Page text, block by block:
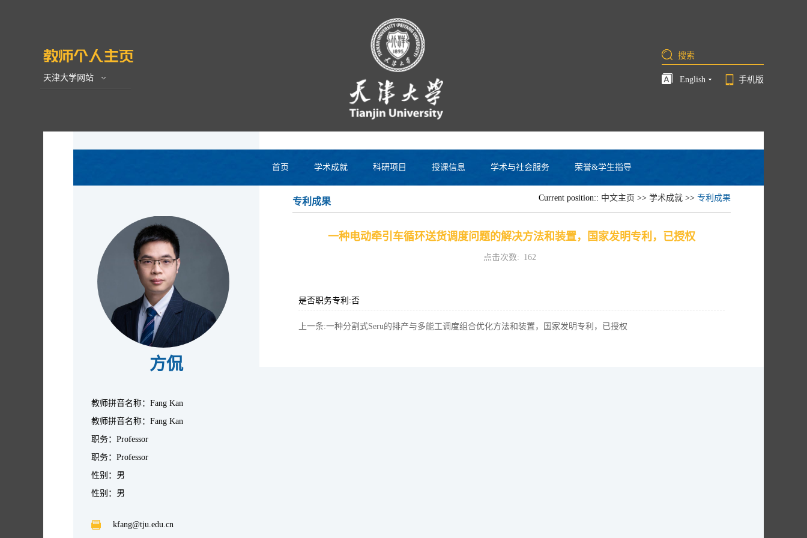
天津大学网站 English 手机版
首页 学术成就 科研项目 授课信息 学术与社会服务 荣誉&学生指导
方侃
教师拼音名称：Fang Kan
教师拼音名称：Fang Kan
职务：Professor
职务：Professor
性别：男
性别：男
kfang@tju.edu.cn
专利成果 Current position:: 中文主页 >> 学术成就 >> 专利成果
一种电动牵引车循环送货调度问题的解决方法和装置，国家发明专利，已授权
点击次数: 162
是否职务专利:否
上一条:一种分割式Seru的排产与多能工调度组合优化方法和装置，国家发明专利，已授权